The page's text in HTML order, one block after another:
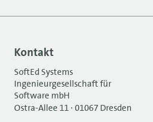
Kontakt
SoftEd Systems
Ingenieurgesellschaft für
Software mbH
Ostra-Allee 11 · 01067 Dresden